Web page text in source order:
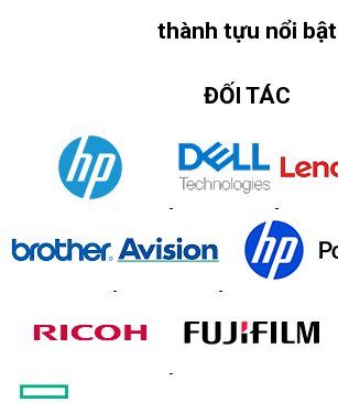
thành tựu nổi bật
ĐỐI TÁC